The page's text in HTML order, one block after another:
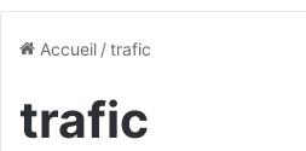
Accueil /trafic
trafic